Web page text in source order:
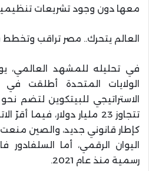
معها دون وجود تشريعات
العالم يتحرك.. مصر تراقب وتخطط
في تحليله للمشهد العالمي،
كإطار قانوني جديد، والصين منعت
اليوان الرقمي، أما السلفادور
رسمية منذ عام 2021.